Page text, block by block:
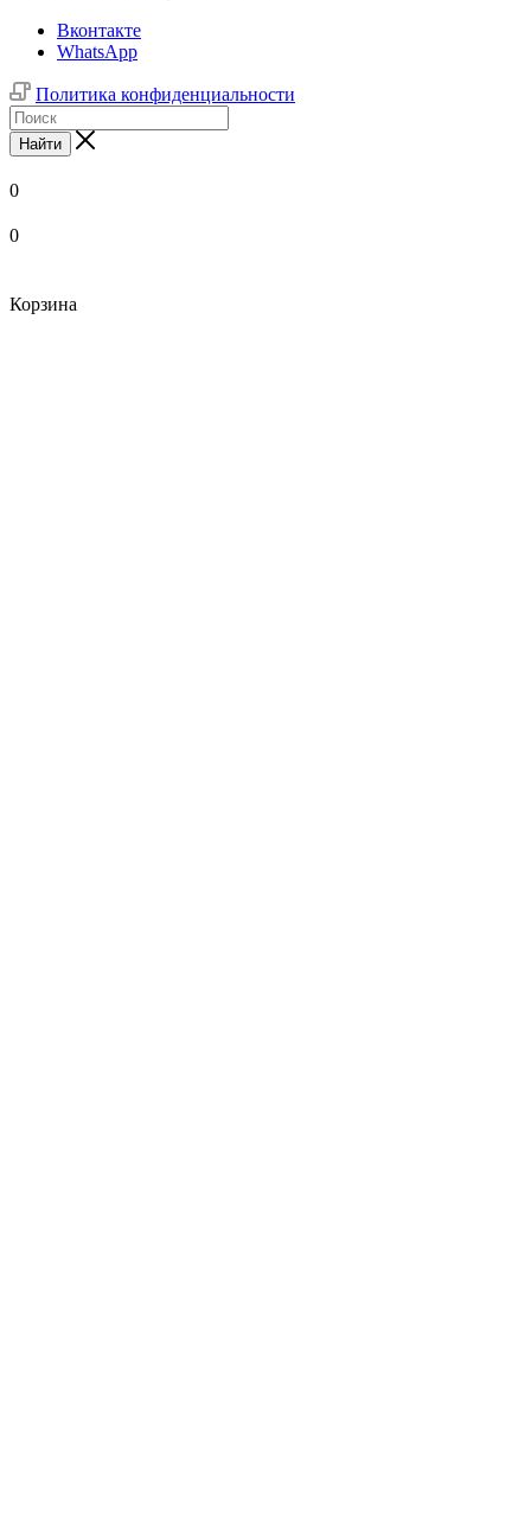
Вконтакте
WhatsApp
Политика конфиденциальности
Найти
0
0
Корзина